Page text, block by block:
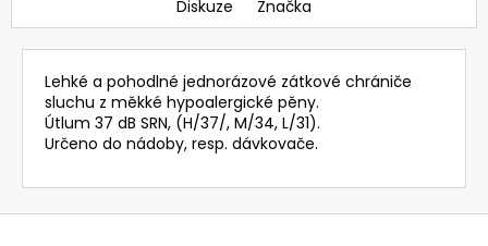
Diskuze
Značka
Lehké a pohodlné jednorázové zátkové chrániče
sluchu z měkké hypoalergické pěny.
Útlum 37 dB SRN, (H/37/, M/34, L/31).
Určeno do nádoby, resp. dávkovače.
Z